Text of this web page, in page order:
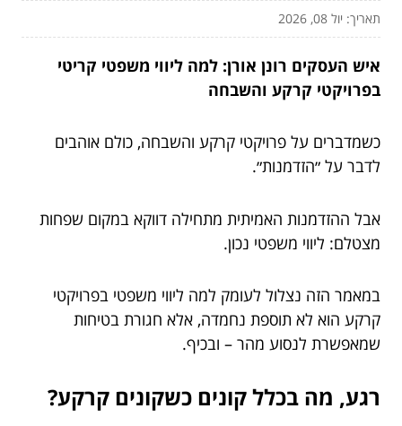
תאריך: יול 08, 2026
איש העסקים רונן אורן: למה ליווי משפטי קריטי
בפרויקטי קרקע והשבחה
כשמדברים על פרויקטי קרקע והשבחה, כולם אוהבים
לדבר על ״הזדמנות״.
אבל ההזדמנות האמיתית מתחילה דווקא במקום שפחות
מצטלם: ליווי משפטי נכון.
במאמר הזה נצלול לעומק למה ליווי משפטי בפרויקטי
קרקע הוא לא תוספת נחמדה, אלא חגורת בטיחות
שמאפשרת לנסוע מהר – ובכיף.
רגע, מה בכלל קונים כשקונים קרקע?